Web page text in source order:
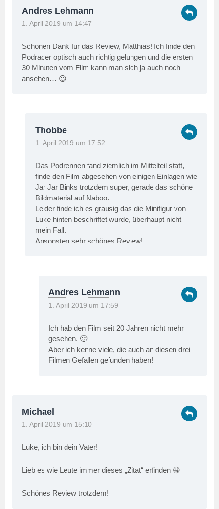
Andres Lehmann
1. April 2019 um 14:47
Schönen Dank für das Review, Matthias! Ich finde den
Podracer optisch auch richtig gelungen und die ersten
30 Minuten vom Film kann man sich ja auch noch
ansehen… 😉
Thobbe
1. April 2019 um 17:52
Das Podrennen fand ziemlich im Mittelteil statt,
finde den Film abgesehen von einigen Einlagen wie
Jar Jar Binks trotzdem super, gerade das schöne
Bildmaterial auf Naboo.
Leider finde ich es grausig das die Minifigur von
Luke hinten beschriftet wurde, überhaupt nicht
mein Fall.
Ansonsten sehr schönes Review!
Andres Lehmann
1. April 2019 um 17:59
Ich hab den Film seit 20 Jahren nicht mehr
gesehen. 🙂
Aber ich kenne viele, die auch an diesen drei
Filmen Gefallen gefunden haben!
Michael
1. April 2019 um 15:10
Luke, ich bin dein Vater!
Lieb es wie Leute immer dieses „Zitat“ erfinden 😀
Schönes Review trotzdem!